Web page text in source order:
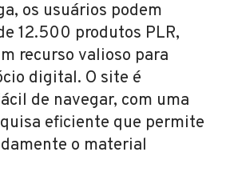
os usuários podem
12.500 produtos PLR,
recurso valioso para
digital. O site é
de navegar, com uma
eficiente que permite
o material